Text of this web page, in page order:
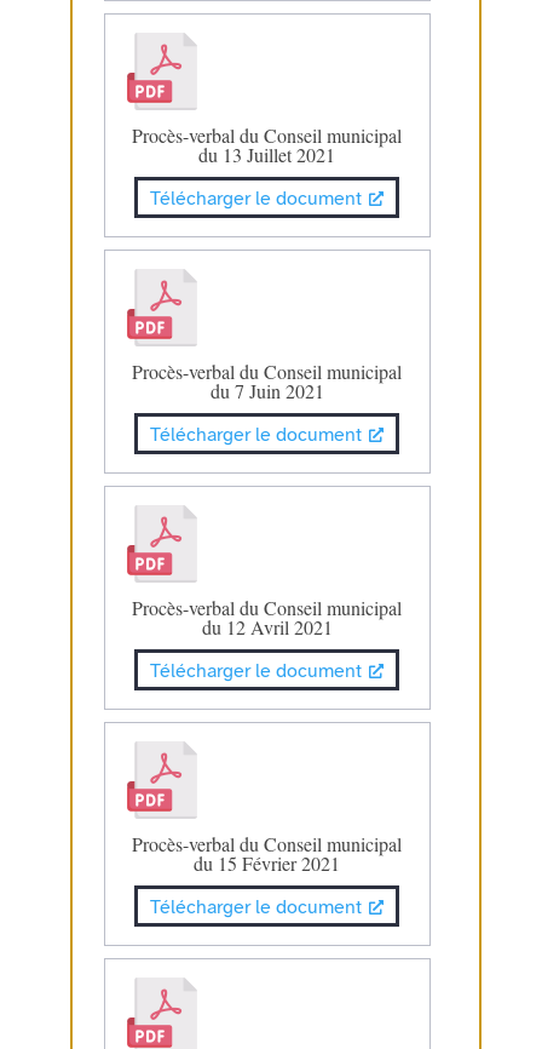
Procès-verbal du Conseil municipal
du 13 Juillet 2021
Télécharger le document
Procès-verbal du Conseil municipal
du 7 Juin 2021
Télécharger le document
Procès-verbal du Conseil municipal
du 12 Avril 2021
Télécharger le document
Procès-verbal du Conseil municipal
du 15 Février 2021
Télécharger le document